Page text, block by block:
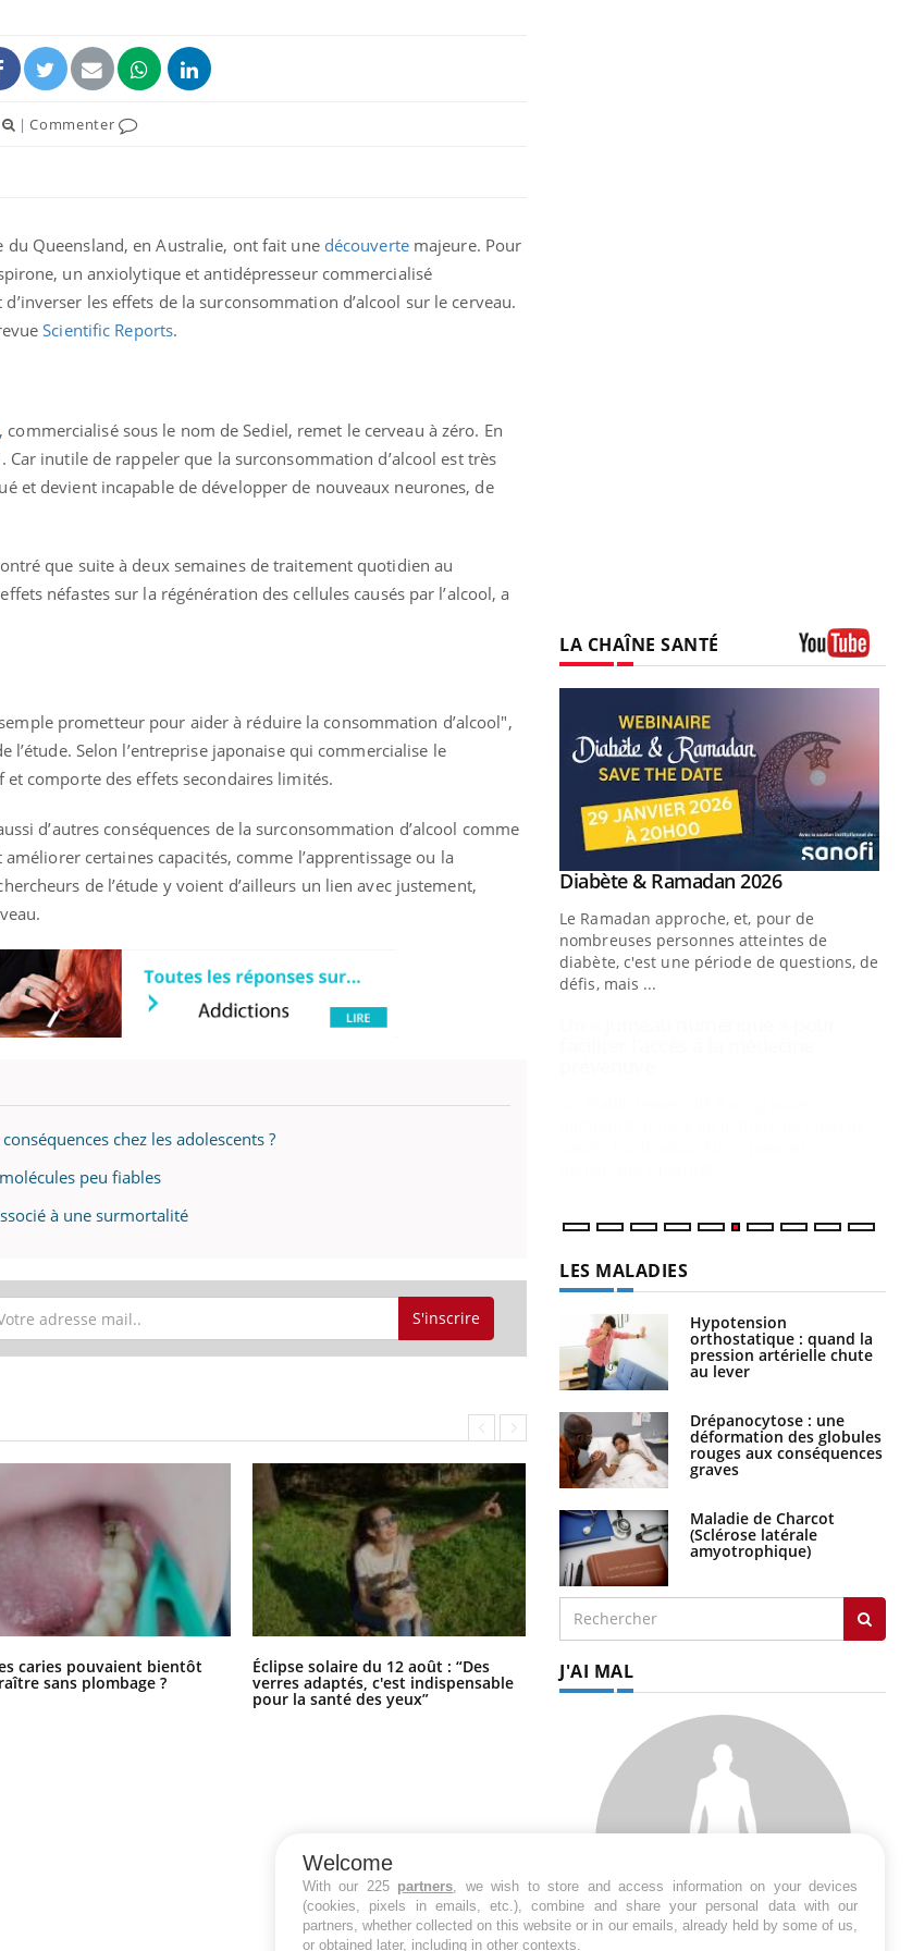
|Commenter
du Queensland, en Australie, ont fait une découvertemajeure. Pour
un anxiolytique et antidépresseur commercialisé
les effets de la surconsommation d’alcool sur le cerveau.
Scientific Reports.
, commercialisé sous le nom de Sediel, remet le cerveau à zéro. En
Car inutile de rappeler que la surconsommation d’alcool est très
et devient incapable de développer de nouveaux neurones, de
que suite à deux semaines de traitement quotidien au
néfastes sur la régénération des cellules causés par l’alcool, a
prometteur pour aider à réduire la consommation d’alcool",
l’étude. Selon l’entreprise japonaise qui commercialise le
comporte des effets secondaires limités.
d’autres conséquences de la surconsommation d’alcool comme
certaines capacités, comme l’apprentissage ou la
de l’étude y voient d’ailleurs un lien avec justement,
chez les adolescents ?
peu fiables
à une surmortalité
S'inscrire
caries pouvaient bientôt
sans plombage ?
Éclipse solaire du 12 août : “Des
verres adaptés, c'est indispensable
pour la santé des yeux”
Les troubles du sommeil modifient
votre cerveau !
LA CHAÎNE SANTÉ
des Mains : se
l’été ! Youtube
! Vacances, plage, piscine,
en plein air… Nos mains
Youtube
Diabète & Ramadan 2026Youtube
défis, mais ...
Youtube
Un « jumeau numérique » pour
préventive Youtube
Un établissement lié à un groupe
mutualiste innove en matière de bilan de
orthostatique : quand la
pression artérielle chute
au lever
déformation des globules
rouges aux conséquences
graves
(Sclérose latérale
amyotrophique)
Welcome
With our 225 partners, we wish to store and access information on your devices
(cookies, pixels in emails, etc.), combine and share your personal data with our
partners, whether collected on this website or in our emails, already held by some of us,
or obtained later, including in other contexts.